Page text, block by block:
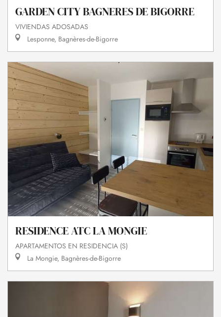
GARDEN CITY BAGNERES DE BIGORRE
VIVIENDAS ADOSADAS
Lesponne, Bagnères-de-Bigorre
RESIDENCE ATC LA MONGIE
APARTAMENTOS EN RESIDENCIA (S)
La Mongie, Bagnères-de-Bigorre